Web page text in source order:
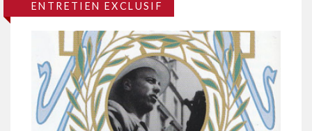
ENTRETIEN EXCLUSIF